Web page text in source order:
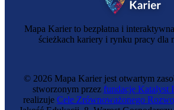
Mapa Karier to bezpłatna i
ścieżkach kariery i rynku pracy dla
© 2026 Mapa Karier jest otwartym
stworzonym przez fundację Katalyst
realizuje Cele Zrównoważonego